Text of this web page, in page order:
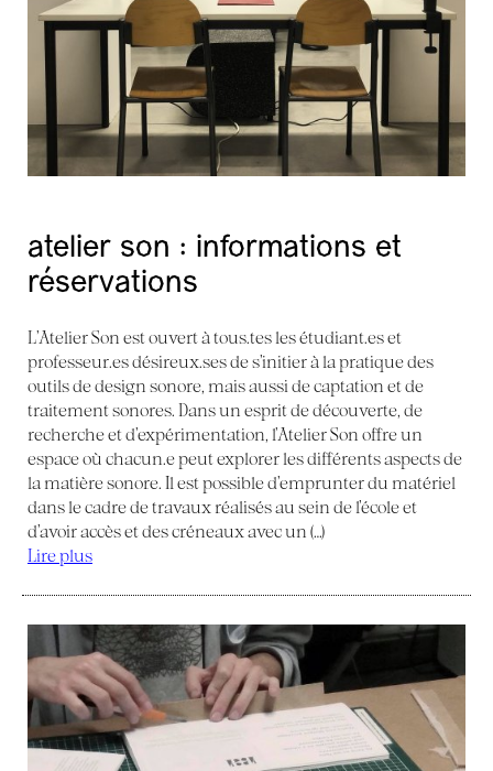
atelier son : informations et
réservations
L’Atelier Son est ouvert à tous.tes les étudiant.es et
professeur.es désireux.ses de s’initier à la pratique des
outils de design sonore, mais aussi de captation et de
traitement sonores. Dans un esprit de découverte, de
recherche et d’expérimentation, l’Atelier Son offre un
espace où chacun.e peut explorer les différents aspects de
la matière sonore. Il est possible d’emprunter du matériel
dans le cadre de travaux réalisés au sein de l’école et
d’avoir accès et des créneaux avec un (…)
Lire plus